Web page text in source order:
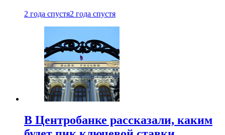
2 года спустя2 года спустя
В Центробанке рассказали, каким